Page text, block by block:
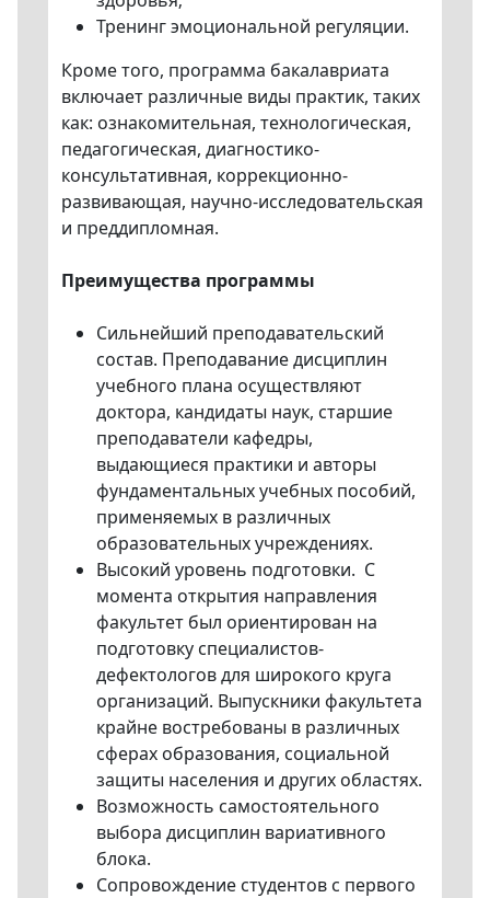
Тренинг эмоциональной регуляции.
Кроме того, программа бакалавриата
включает различные виды практик, таких
как: ознакомительная, технологическая,
педагогическая, диагностико-
консультативная, коррекционно-
развивающая, научно-исследовательская
и преддипломная.
Преимущества программы
Сильнейший преподавательский
состав. Преподавание дисциплин
учебного плана осуществляют
доктора, кандидаты наук, старшие
преподаватели кафедры,
выдающиеся практики и авторы
фундаментальных учебных пособий,
применяемых в различных
образовательных учреждениях.
Высокий уровень подготовки. С
момента открытия направления
факультет был ориентирован на
подготовку специалистов-
дефектологов для широкого круга
организаций. Выпускники факультета
крайне востребованы в различных
сферах образования, социальной
защиты населения и других областях.
Возможность самостоятельного
выбора дисциплин вариативного
блока.
Сопровождение студентов с первого